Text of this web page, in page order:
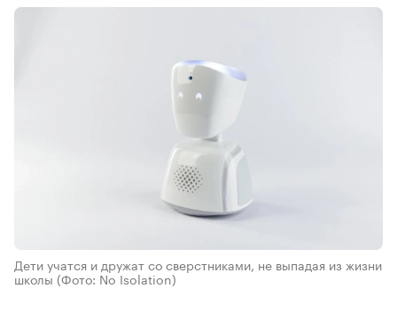
Дети учатся и дружат со сверстниками, не выпадая из жизни
школы (Фото: No Isolation)